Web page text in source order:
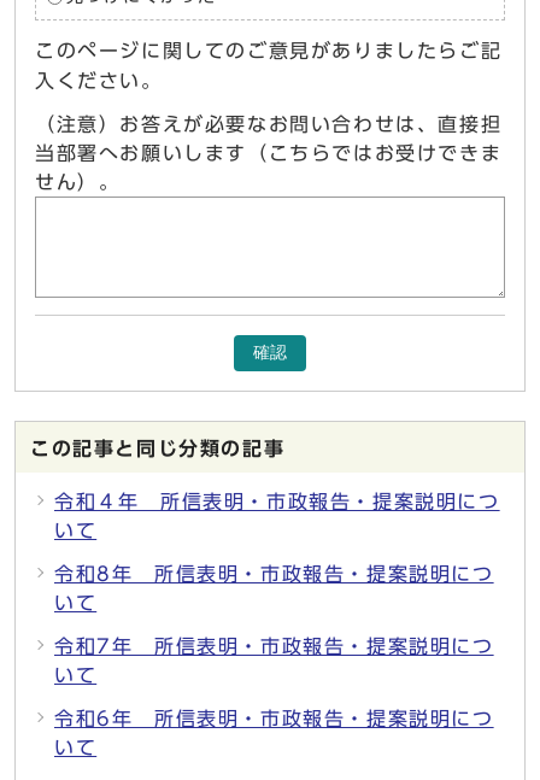
このページに関してのご意見がありましたらご記
入ください。
（注意）お答えが必要なお問い合わせは、直接担
当部署へお願いします（こちらではお受けできま
せん）。
確認
この記事と同じ分類の記事
令和４年 所信表明・市政報告・提案説明につ
いて
令和8年 所信表明・市政報告・提案説明につ
いて
令和7年 所信表明・市政報告・提案説明につ
いて
令和6年 所信表明・市政報告・提案説明につ
いて